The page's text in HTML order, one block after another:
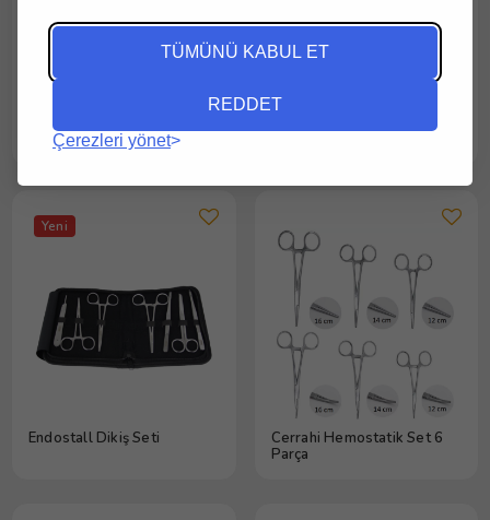
TÜMÜNÜ KABUL ET
REDDET
Çerezleri yönet
Ortopedi Seti 15
Parça(Kapaklı Küvet
Hediye)
Mesitaş Cerrahi Set 7 Parça
Yeni
Endostall Dikiş Seti
Cerrahi Hemostatik Set 6
Parça